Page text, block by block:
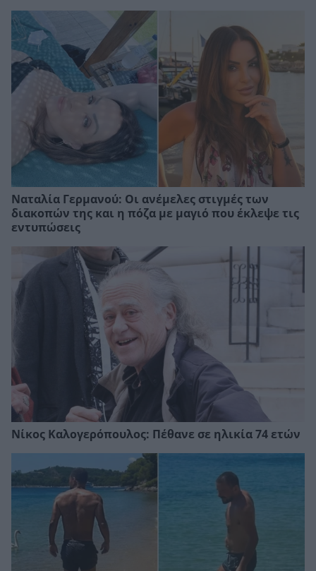
Ναταλία Γερμανού: Οι ανέμελες στιγμές των
διακοπών της και η πόζα με μαγιό που έκλεψε τις
εντυπώσεις
Νίκος Καλογερόπουλος: Πέθανε σε ηλικία 74 ετών